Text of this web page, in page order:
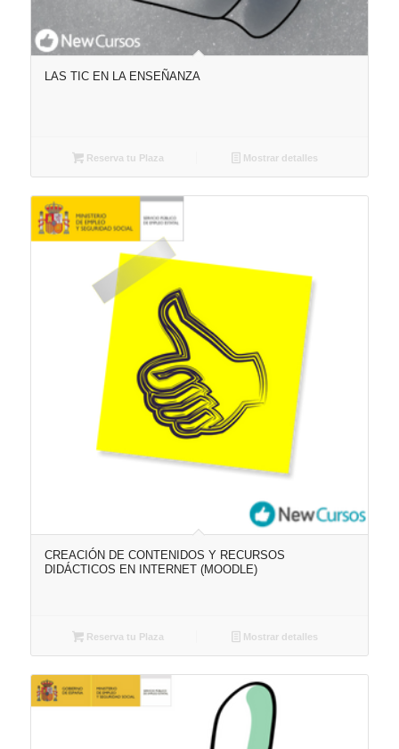
LAS TIC EN LA ENSEÑANZA
Reserva tu Plaza Mostrar detalles
CREACIÓN DE CONTENIDOS Y RECURSOS
DIDÁCTICOS EN INTERNET (MOODLE)
Reserva tu Plaza Mostrar detalles